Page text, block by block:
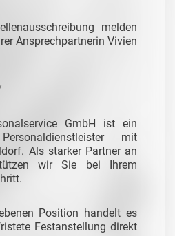
melden
Ansprechpartnerin Vivien
GmbH ist ein
mit
Als starker Partner an
wir Sie bei Ihrem
Position handelt es
Festanstellung direkt